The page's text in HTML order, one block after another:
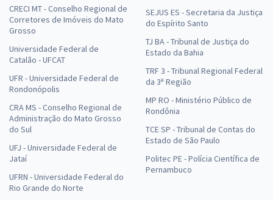
CRECI MT - Conselho Regional de
Corretores de Imóveis do Mato
Grosso
Universidade Federal de
Catalão - UFCAT
UFR - Universidade Federal de
Rondonópolis
CRA MS - Conselho Regional de
Administração do Mato Grosso
do Sul
UFJ - Universidade Federal de
Jataí
UFRN - Universidade Federal do
Rio Grande do Norte
SEJUS ES - Secretaria da Justiça
do Espírito Santo
TJ BA - Tribunal de Justiça do
Estado da Bahia
TRF 3 - Tribunal Regional Federal
da 3ª Região
MP RO - Ministério Público de
Rondônia
TCE SP - Tribunal de Contas do
Estado de São Paulo
Politec PE - Polícia Científica de
Pernambuco